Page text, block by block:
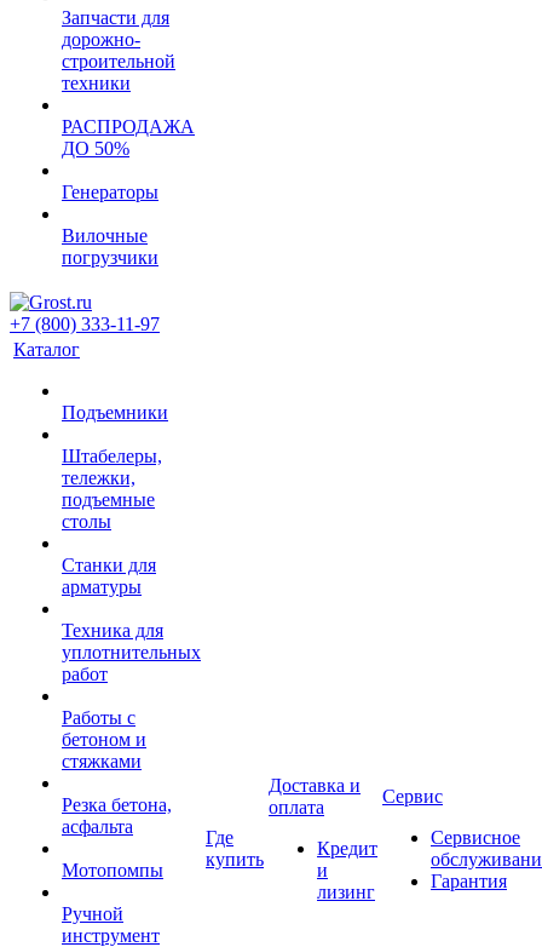
Запчасти для
дорожно-
строительной
техники
РАСПРОДАЖА
ДО 50%
Генераторы
Вилочные
погрузчики
+7 (800) 333-11-97
Каталог
Подъемники
Штабелеры,
тележки,
подъемные
столы
Станки для
арматуры
Техника для
уплотнительных
работ
Работы с
бетоном и
стяжками
Резка бетона,
асфальта
Мотопомпы
Ручной
инструмент
Где
купить
Доставка и
оплата
Кредит
и
лизинг
Сервис
Сервисное
Гарантия